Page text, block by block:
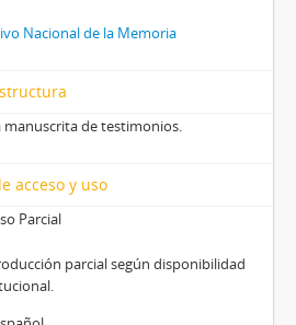
Nacional de la Memoria
manuscrita de testimonios.
acceso y uso
Parcial
parcial según disponibilidad